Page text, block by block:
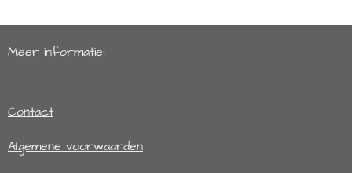
Meer informatie:
Contact
Algemene voorwaarden